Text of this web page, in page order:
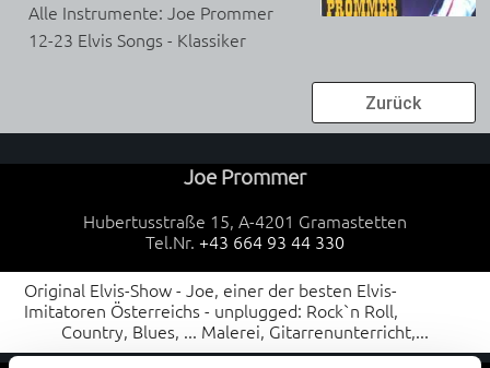
Alle Instrumente: Joe Prommer
12-23 Elvis Songs - Klassiker
Zurück
Joe Prommer
Hubertusstraße 15, A-4201 Gramastetten
Tel.Nr. +43 664 93 44 330
Original Elvis-Show - Joe, einer der besten Elvis-
Imitatoren Österreichs - unplugged: Rock`n Roll,
Country, Blues, ... Malerei, Gitarrenunterricht,...